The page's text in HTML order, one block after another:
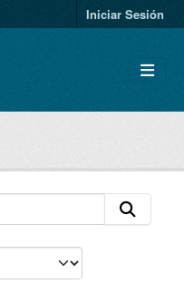
Iniciar Sesión